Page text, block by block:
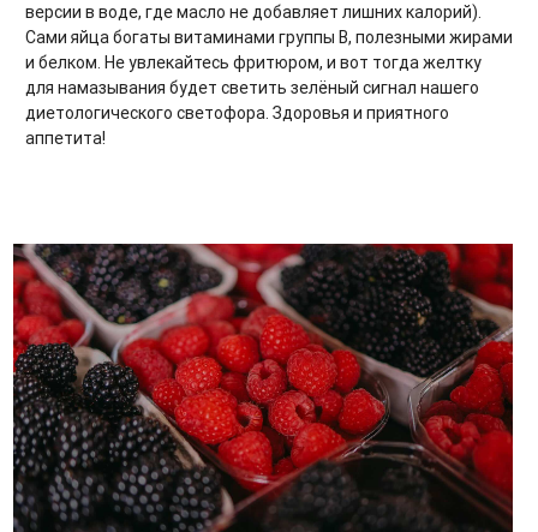
версии в воде, где масло не добавляет лишних калорий).
Сами яйца богаты витаминами группы B, полезными жирами
и белком. Не увлекайтесь фритюром, и вот тогда желтку
для намазывания будет светить зелёный сигнал нашего
диетологического светофора. Здоровья и приятного
аппетита!